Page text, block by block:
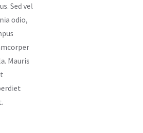
Sed vel
odio,
Mauris